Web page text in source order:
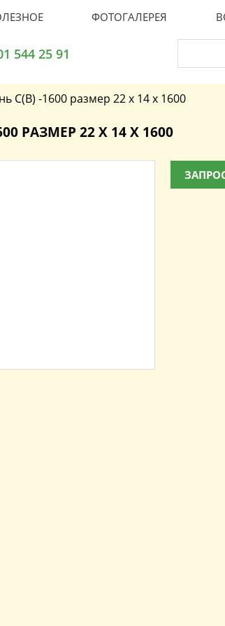
ФОТОГАЛЕРЕЯ
544 25 91
C(В) -1600 размер 22 x 14 x 1600
РАЗМЕР 22 X 14 X 1600